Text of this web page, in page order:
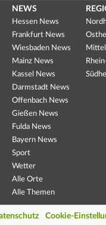
NEWS
Hessen News
Frankfurt News
Wiesbaden News
Mainz News
Kassel News
Darmstadt News
Offenbach News
Gießen News
Fulda News
Bayern News
Sport
Wetter
Alle Orte
Alle Themen
Cookie-